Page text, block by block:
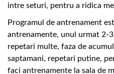
intre seturi, pentru a ridica
Programul de antrenament
antrenamente, unul urmat 2-
repetari multe, faza de
saptamani, repetari putine,
faci antrenamente la sala de